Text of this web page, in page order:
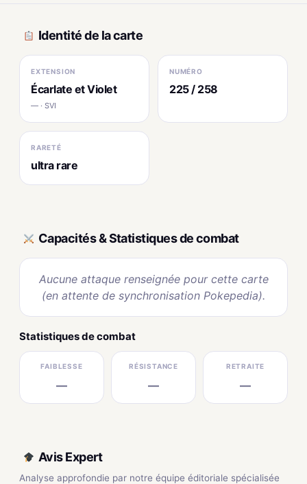
Identité de la carte
EXTENSION
Écarlate et Violet
— · SVI
NUMÉRO
225 / 258
RARETÉ
ultra rare
Capacités & Statistiques de combat
Aucune attaque renseignée pour cette carte
(en attente de synchronisation Pokepedia).
Statistiques de combat
FAIBLESSE
—
RÉSISTANCE
—
RETRAITE
—
Avis Expert
Analyse approfondie par notre équipe éditoriale spécialisée